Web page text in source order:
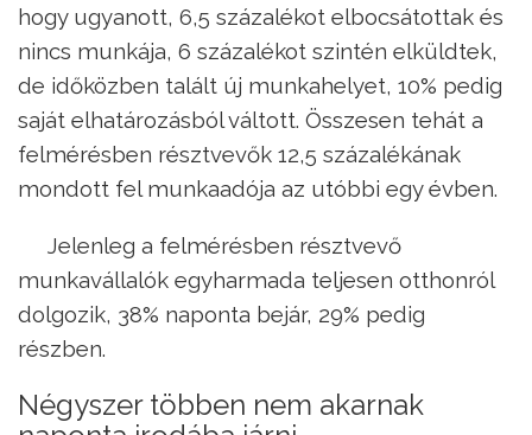
hogy ugyanott, 6,5 százalékot elbocsátottak és
nincs munkája, 6 százalékot szintén elküldtek,
de időközben talált új munkahelyet, 10% pedig
saját elhatározásból váltott. Összesen tehát a
felmérésben résztvevők 12,5 százalékának
mondott fel munkaadója az utóbbi egy évben.
Jelenleg a felmérésben résztvevő
munkavállalók egyharmada teljesen otthonról
dolgozik, 38% naponta bejár, 29% pedig
részben.
Négyszer többen nem akarnak